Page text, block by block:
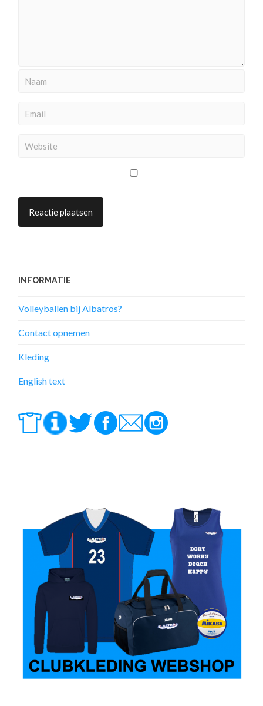
INFORMATIE
Volleyballen bij Albatros?
Contact opnemen
Kleding
English text